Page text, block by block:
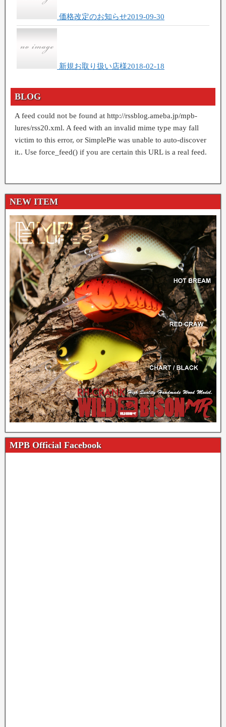
価格改定のお知らせ2019-09-30
新規お取り扱い店様2018-02-18
BLOG
A feed could not be found at http://rssblog.ameba.jp/mpb-
lures/rss20.xml. A feed with an invalid mime type may fall
victim to this error, or SimplePie was unable to auto-discover
it.. Use force_feed() if you are certain this URL is a real feed.
NEW ITEM
MPB Official Facebook